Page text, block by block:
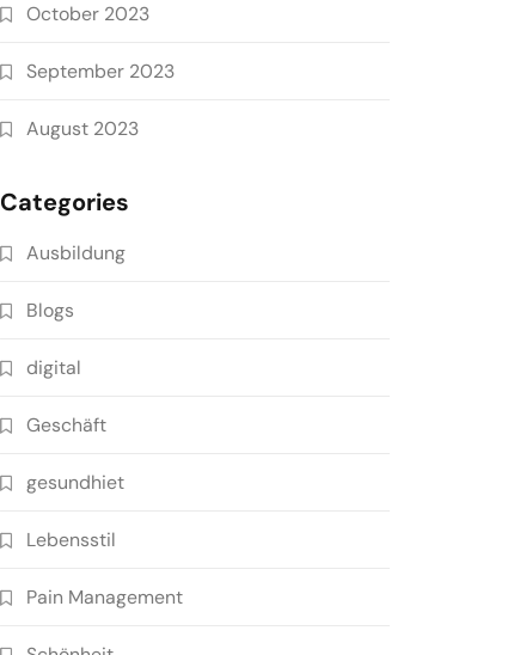
October 2023
September 2023
August 2023
Categories
Ausbildung
Blogs
digital
Geschäft
gesundhiet
Lebensstil
Pain Management